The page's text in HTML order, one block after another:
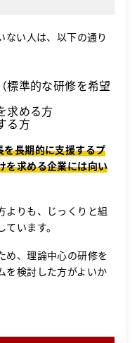
ない人は、以下の通り
標準的な研修を希望
求める方
る方
長期的に支援するプ
を求める企業には向い
よりも、じっくりと組
います。
め、理論中心の研修を
を検討した方がよいか